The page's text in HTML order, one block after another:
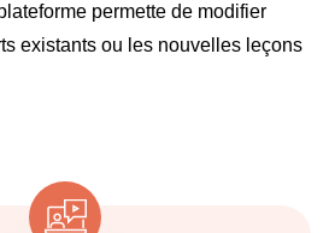
permette de modifier
existants ou les nouvelles leçons